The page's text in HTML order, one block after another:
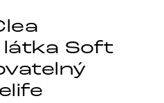
Soft